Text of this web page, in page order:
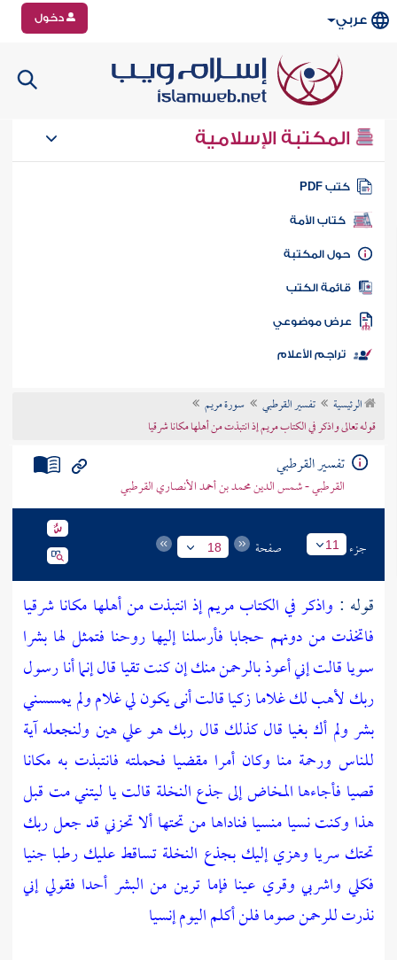
عربي دخول
المكتبة الإسلامية
كتب PDF
كتاب الأمة
المكتبة
الكتب
موضوعي
تراجم الأعلام
الرئيسية تفسير القرطبي
سورة مريم
قوله تعالى واذكر في الكتاب مريم إذ انتبذت من أهلها مكانا شرقيا
تفسير القرطبي
القرطبي - شمس الدين محمد بن أحمد الأنصاري القرطبي
جزء 11 صفحة 18
قوله : واذكر في الكتاب مريم إذ انتبذت من أهلها مكانا شرقيا
فاتخذت من دونهم حجابا فأرسلنا إليها روحنا فتمثل لها بشرا
سويا قالت إني أعوذ بالرحمن منك إن كنت تقيا قال إنما أنا رسول
ربك لأهب لك غلاما زكيا قالت أنى يكون لي غلام ولم يمسسني
بشر ولم أك بغيا قال كذلك قال ربك هو علي هين ولنجعله آية
للناس ورحمة منا وكان أمرا مقضيا فحملته فانتبذت به مكانا
قصيا فأجاءها المخاض إلى جذع النخلة قالت يا ليتني مت قبل
هذا وكنت نسيا منسيا فناداها من تحتها ألا تحزني قد جعل ربك
تحتك سريا وهزي إليك بجذع النخلة تساقط عليك رطبا جنيا
فكلي واشربي وقري عينا فإما ترين من البشر أحدا فقولي إني
نذرت للرحمن صوما فلن أكلم اليوم إنسيا